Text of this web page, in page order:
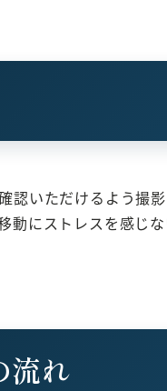
認いただけるよう撮
動にストレスを感じ
流れ